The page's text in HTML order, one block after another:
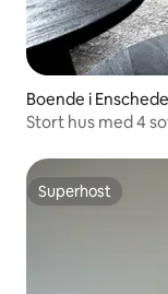
Boende i Enschede
Stort hus med 4
Superhost
Superhost